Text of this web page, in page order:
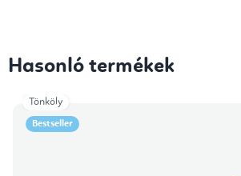
Hasonló termékek
Bestseller
Tönköly